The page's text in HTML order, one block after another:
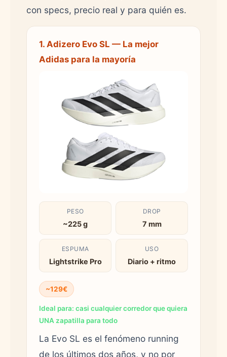
con specs, precio real y para quién es.
1. Adizero Evo SL — La mejor
Adidas para la mayoría
PESO
~225 g
DROP
7 mm
ESPUMA
Lightstrike Pro
USO
Diario + ritmo
~129€
Ideal para: casi cualquier corredor que quiera
UNA zapatilla para todo
La Evo SL es el fenómeno running
de los últimos dos años, y no por